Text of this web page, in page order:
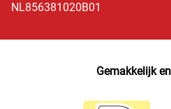
NL856381020B01
Gemakkelijk